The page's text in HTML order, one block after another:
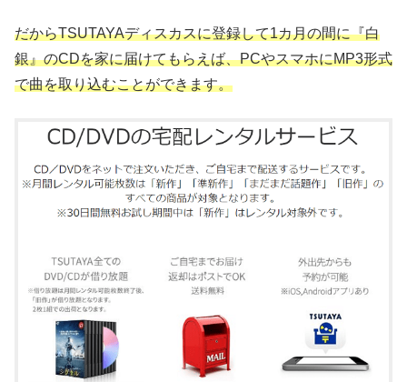
だからTSUTAYAディスカスに登録して1カ月の間に『白
銀』のCDを家に届けてもらえば、PCやスマホにMP3形式
で曲を取り込むことができます。